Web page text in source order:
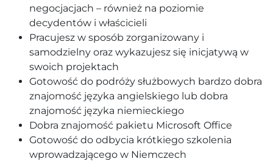
negocjacjach – również na poziomie
decydentów i właścicieli
Pracujesz w sposób zorganizowany i
samodzielny oraz wykazujesz się inicjatywą w
swoich projektach
Gotowość do podróży służbowych bardzo dobra
znajomość języka angielskiego lub dobra
znajomość języka niemieckiego
Dobra znajomość pakietu Microsoft Office
Gotowość do odbycia krótkiego szkolenia
wprowadzającego w Niemczech